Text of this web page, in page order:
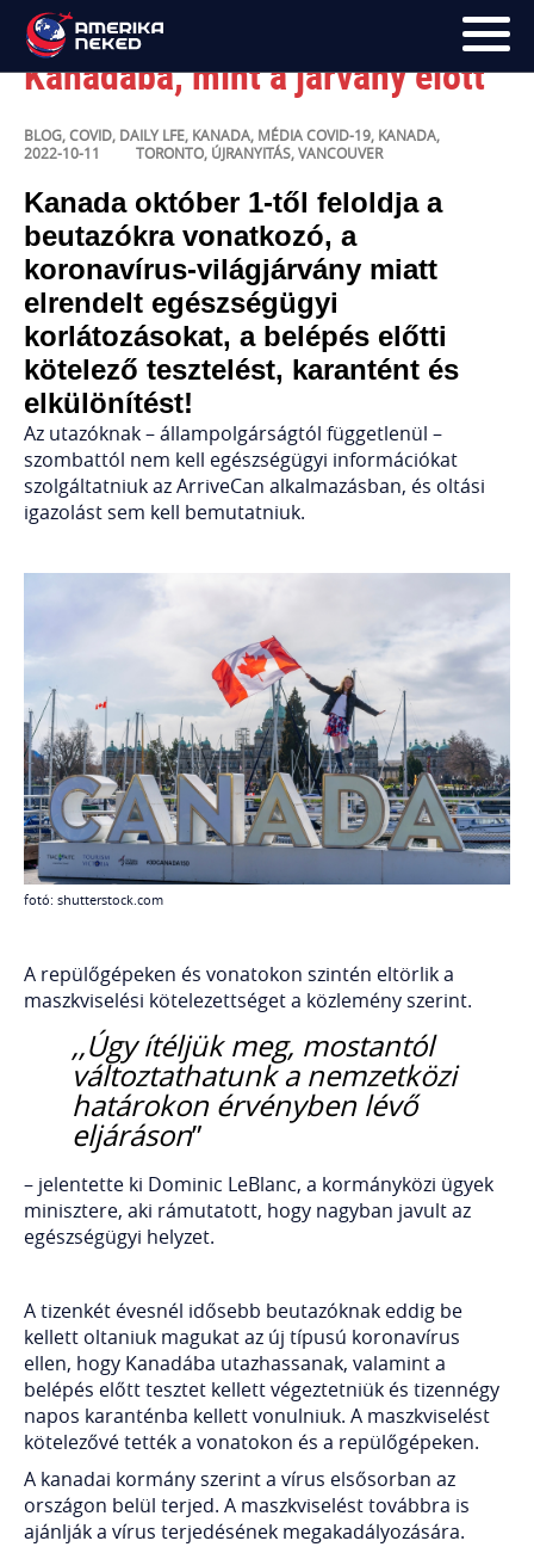
HÍRLEVÉL
BLOG
RÓLUNK
KÉPEK
Októbertől úgy utazhatunk
Kanadába, mint a járvány előtt
BLOG,COVID, DAILY LFE, KANADA, MÉDIACOVID-19, KANADA,
TORONTO, ÚJRANYITÁS,VANCOUVER
2022-10-11
Kanada október 1-től feloldja a
beutazókra vonatkozó, a
koronavírus-világjárvány miatt
elrendelt egészségügyi
korlátozásokat, a belépés előtti
kötelező tesztelést, karantént és
elkülönítést!
Az utazóknak – állampolgárságtól függetlenül –
szombattól nem kell egészségügyi információkat
szolgáltatniuk az ArriveCan alkalmazásban, és oltási
igazolást sem kell bemutatniuk.
fotó: shutterstock.com
A repülőgépeken és vonatokon szintén eltörlik a
maszkviselési kötelezettséget a közlemény szerint.
,,Úgy ítéljük meg, mostantól
változtathatunk a nemzetközi
határokon érvényben lévő
eljáráson”
– jelentette ki Dominic LeBlanc, a kormányközi ügyek
minisztere, aki rámutatott, hogy nagyban javult az
egészségügyi helyzet.
A tizenkét évesnél idősebb beutazóknak eddig be
kellett oltaniuk magukat az új típusú koronavírus
ellen, hogy Kanadába utazhassanak, valamint a
belépés előtt tesztet kellett végeztetniük és tizennégy
napos karanténba kellett vonulniuk. A maszkviselést
kötelezővé tették a vonatokon és a repülőgépeken.
A kanadai kormány szerint a vírus elsősorban az
országon belül terjed. A maszkviselést továbbra is
ajánlják a vírus terjedésének megakadályozására.